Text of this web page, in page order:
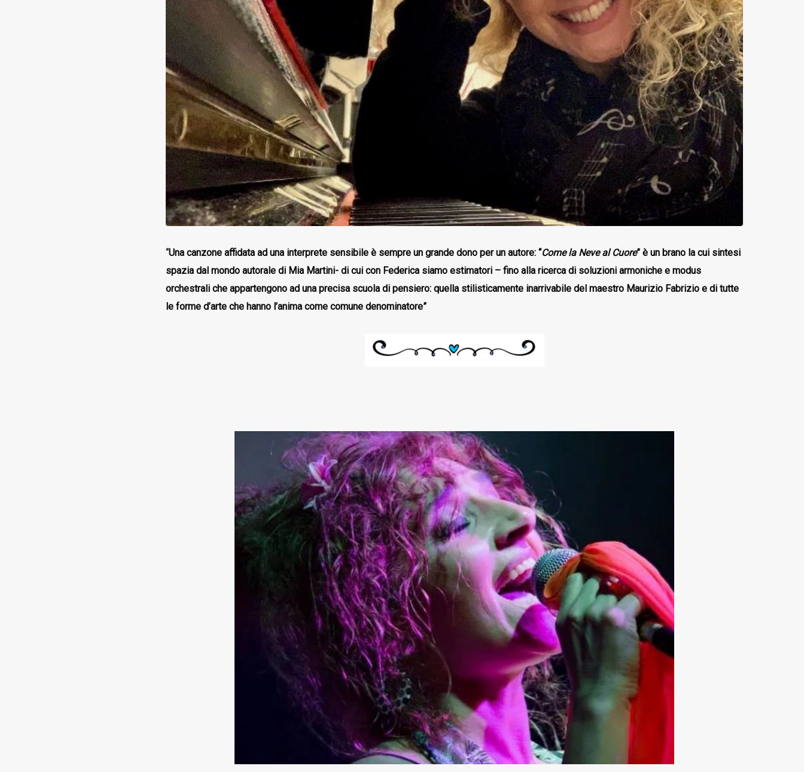
“Una canzone affidata ad una interprete sensibile è sempre un grande dono per un autore: “Come la Neve al Cuore” è un brano la cui sintesi
spazia dal mondo autorale di Mia Martini- di cui con Federica siamo estimatori – fino alla ricerca di soluzioni armoniche e modus
orchestrali che appartengono ad una precisa scuola di pensiero: quella stilisticamente inarrivabile del maestro Maurizio Fabrizio e di tutte
le forme d’arte che hanno l’anima come comune denominatore”